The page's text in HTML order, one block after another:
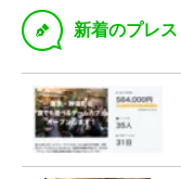
D 新着のプレ